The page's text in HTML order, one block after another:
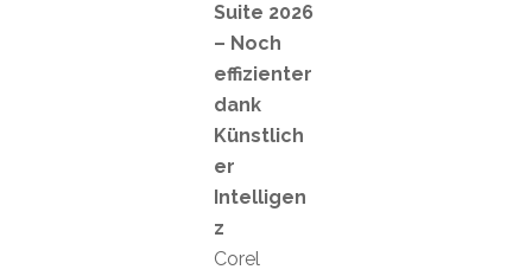
Suite 2026
– Noch
effizienter
dank
Künstlich
er
Intelligen
z
Corel